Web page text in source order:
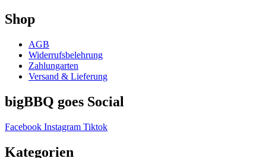
Shop
AGB
Widerrufsbelehrung
Zahlungarten
Versand & Lieferung
bigBBQ goes Social
Facebook Instagram Tiktok
Kategorien